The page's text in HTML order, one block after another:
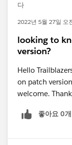
다
2022년 5월 27일 오
looking to
version?
Hello
on patch
welcome.
좋아요 0개